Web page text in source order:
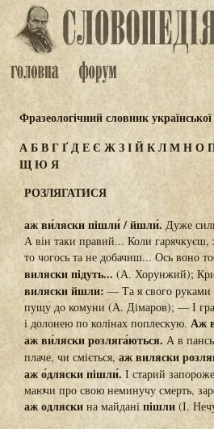
Фразеологічний словник
АБВГҐДЕЄ ЖЗІЙКЛМНО
ЩЮ Я
РОЗЛЯГАТИСЯ
аж ви́ляски пішли́ / йшли́. Дуже
А він таки правий... Коли гарячкуєш,
то чогось та не добачиш... Ось воно
виляски підуть... (А. Хорунжий);
виляски йшли: — Та я свого
пущу до комуни (А. Дімаров); — І
і долонею по колінах поплескую. Аж
аж ви́ляски розляга́ються. А в
плаче, чи сміється, аж виляски
аж о́дляски пішли́.І старий
маючи про свою неминучу смерть,
аж одляскина майдані пішли (І.